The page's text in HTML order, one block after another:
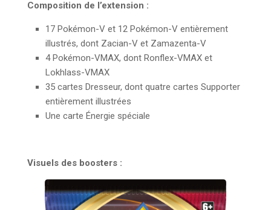
Composition de l’extension :
17 Pokémon-V et 12 Pokémon-V entièrement
illustrés, dont Zacian-V et Zamazenta-V
4 Pokémon-VMAX, dont Ronflex-VMAX et
Lokhlass-VMAX
35 cartes Dresseur, dont quatre cartes Supporter
entièrement illustrées
Une carte Énergie spéciale
Visuels des boosters :